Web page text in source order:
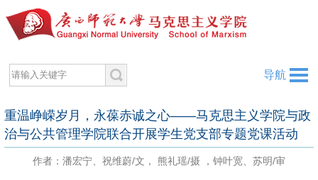
导航
重温峥嵘岁月，永葆赤诚之心——马克思主义学院与政
治与公共管理学院联合开展学生党支部专题党课活动
作者：潘宏宁、祝维蔚/文， 熊礼瑶/摄 ，钟叶宽、苏明/审